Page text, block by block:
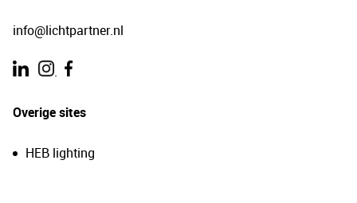
info@lichtpartner.nl
.
Overige sites
HEB lighting